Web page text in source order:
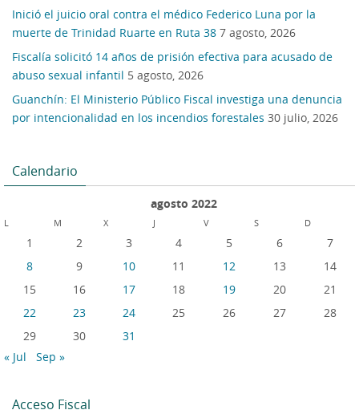
Inició el juicio oral contra el médico Federico Luna por la
muerte de Trinidad Ruarte en Ruta 38 7 agosto, 2026
Fiscalía solicitó 14 años de prisión efectiva para acusado de
abuso sexual infantil 5 agosto, 2026
Guanchín: El Ministerio Público Fiscal investiga una denuncia
por intencionalidad en los incendios forestales 30 julio, 2026
Calendario
agosto 2022
L M X J V S D
1 2 3 4 5 6
7
8
9 10 11 12 13
14
15
16 17 18 19 20
21
22
23 24 25 26 27
28
29
30
31
« Jul
Sep »
Acceso Fiscal